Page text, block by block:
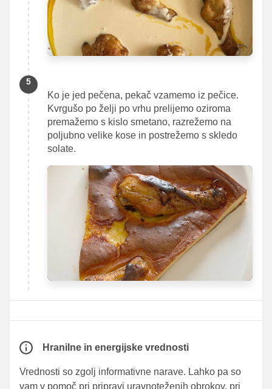
Ko je jed pečena, pekač vzamemo iz pečice.
Kvrgušo po želji po vrhu prelijemo oziroma
premažemo s kislo smetano, razrežemo na
poljubno velike kose in postrežemo s skledo
solate.
Hranilne in energijske vrednosti
Vrednosti so zgolj informativne narave. Lahko pa so
vam v pomoč pri pripravi uravnoteženih obrokov, pri